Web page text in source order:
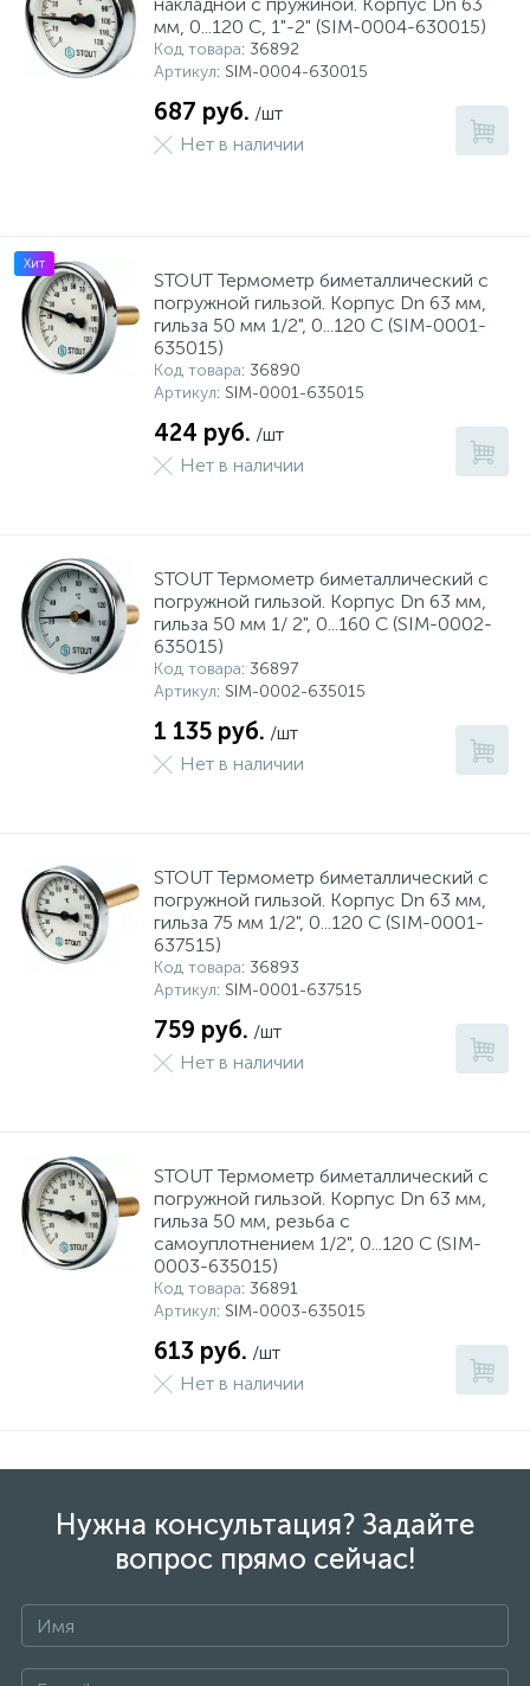
мм, 0...120 С, 1"-2" (SIM-0004-630015)
Код товара: 36892
Артикул: SIM-0004-630015
687 руб. /шт
Нет в наличии
Хит
STOUT Термометр биметаллический с
погружной гильзой. Корпус Dn 63 мм,
гильза 50 мм 1/2", 0...120 С (SIM-0001-
635015)
Код товара: 36890
Артикул: SIM-0001-635015
424 руб. /шт
Нет в наличии
STOUT Термометр биметаллический с
погружной гильзой. Корпус Dn 63 мм,
гильза 50 мм 1/ 2", 0...160 С (SIM-0002-
635015)
Код товара: 36897
Артикул: SIM-0002-635015
1 135 руб. /шт
Нет в наличии
STOUT Термометр биметаллический с
погружной гильзой. Корпус Dn 63 мм,
гильза 75 мм 1/2", 0...120 С (SIM-0001-
637515)
Код товара: 36893
Артикул: SIM-0001-637515
759 руб. /шт
Нет в наличии
STOUT Термометр биметаллический с
погружной гильзой. Корпус Dn 63 мм,
гильза 50 мм, резьба с
самоуплотнением 1/2", 0...120 С (SIM-
0003-635015)
Код товара: 36891
Артикул: SIM-0003-635015
613 руб. /шт
Нет в наличии
Нужна консультация? Задайте
вопрос прямо сейчас!